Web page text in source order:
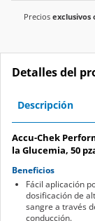
Precios exclusivos
Detalles del
Descripción
Accu-Chek
la Glucemia, 50
Beneficios
Fácil aplicación
dosificación de
sangre a través
conducción.